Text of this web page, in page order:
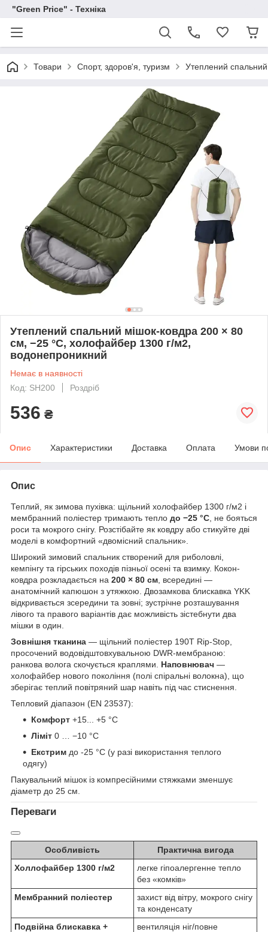
"Green Price" - Техніка
Товари Спорт, здоров'я, туризм Утеплений
Утеплений спальний мішок-ковдра 200 × 80
см, −25 °C, холофайбер 1300 г/м2,
водонепроникний
Немає в наявності
Код: SH200
Роздріб
536 ₴
Опис Характеристики Доставка Оплата Умови
Опис
Теплий, як зимова пухівка: щільний холофайбер 1300 г/м2 і
мембранний поліестер тримають тепло до −25 °C , не бояться
роси та мокрого снігу. Розстібайте як ковдру або стикуйте дві
моделі в комфортний «двомісний спальник».
Широкий зимовий спальник створений для риболовлі,
кемпінгу та гірських походів пізньої осені та взимку. Кокон-
ковдра розкладається на 200 × 80 см , всередині —
анатомічний капюшон з утяжкою. Двозамкова блискавка YKK
відкривається зсередини та зовні; зустрічне розташування
лівого та правого варіантів дає можливість зістебнути два
мішки в один.
Зовнішня тканина — щільний поліестер 190T Rip-Stop,
просочений водовідштовхувальною DWR-мембраною:
ранкова волога скочується краплями. Наповнювач —
холофайбер нового покоління (полі спіральні волокна), що
зберігає теплий повітряний шар навіть під час стиснення.
Тепловий діапазон (EN 23537):
Комфорт +15... +5 °C
Ліміт 0 … −10 °C
Екстрим до -25 °C (у разі використання теплого
одягу)
Пакувальний мішок із компресійними стяжками зменшує
діаметр до 25 см.
Переваги
Особливість
Практична вигода
Холлофайбер 1300 г/м2
легке гіпоалергенне тепло
без «комків»
Мембранний поліестер
захист від вітру, мокрого снігу
та конденсату
Подвійна блискавка +
вентиляція ніг/повне